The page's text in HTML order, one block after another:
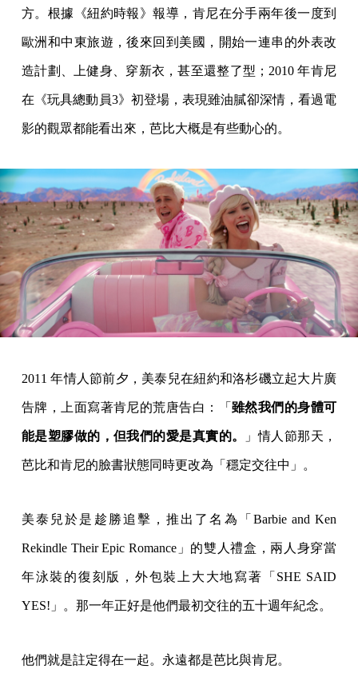
方。根據《紐約時報》報導，肯尼在分手兩年後一度到
歐洲和中東旅遊，後來回到美國，開始一連串的外表改
造計劃、上健身、穿新衣，甚至還整了型；2010 年肯尼
在《玩具總動員3》初登場，表現雖油膩卻深情，看過電
影的觀眾都能看出來，芭比大概是有些動心的。
2011 年情人節前夕，美泰兒在紐約和洛杉磯立起大片廣
告牌，上面寫著肯尼的荒唐告白：「 雖然我們的身體可
能是塑膠做的，但我們的愛是真實的。 」情人節那天，
芭比和肯尼的臉書狀態同時更改為「穩定交往中」。
美泰兒於是趁勝追擊，推出了名為「Barbie and Ken
Rekindle Their Epic Romance」的雙人禮盒，兩人身穿當
年泳裝的復刻版，外包裝上大大地寫著「SHE SAID
YES!」。那一年正好是他們最初交往的五十週年紀念。
他們就是註定得在一起。永遠都是芭比與肯尼。